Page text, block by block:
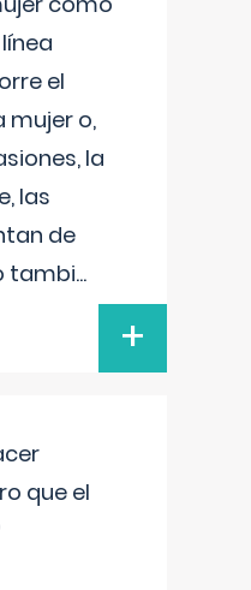
el
mujer o,
la
las
de
tambi...
+
que el